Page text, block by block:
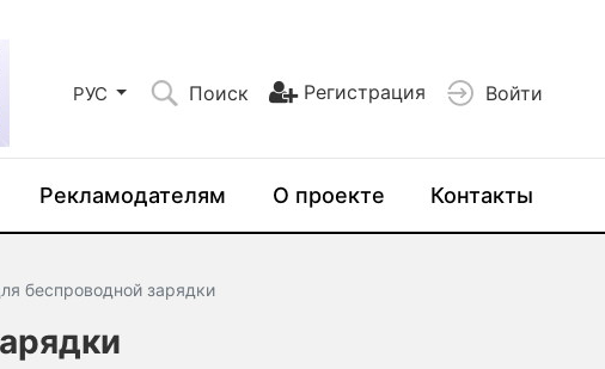
РУС Поиск Регистрация Войти
Рекламодателям О проекте Контакты
беспроводной зарядки